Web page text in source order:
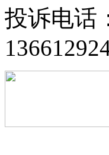
投诉电话